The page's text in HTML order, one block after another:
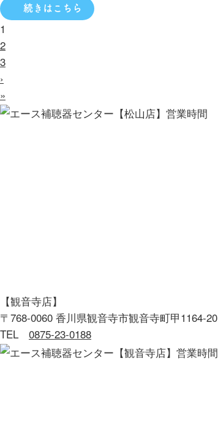
続きはこちら
1
2
3
›
»
【観音寺店】
〒768-0060 香川県観音寺市観音寺町甲1164-20
TEL 0875-23-0188